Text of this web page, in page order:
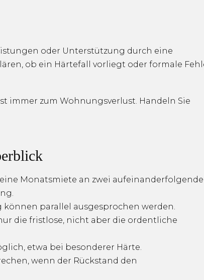
oder Unterstützung durch eine
ob ein Härtefall vorliegt oder formale
immer zum Wohnungsverlust. Handeln Sie
Monatsmiete an zwei
parallel ausgesprochen werden.
die fristlose, nicht aber die ordentliche
etwa bei besonderer Härte.
wenn der Rückstand den